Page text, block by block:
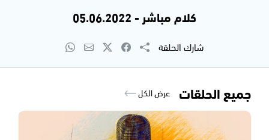
كلام مباشر - 05.06.2022
شارك الحلقة
جميع الحلقات عرض الكل